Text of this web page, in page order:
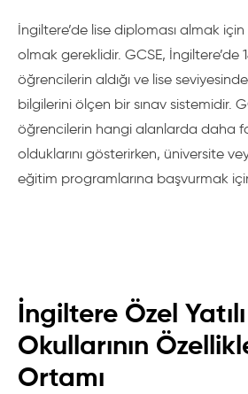
İngiltere’de lise diploması almak
olmak gereklidir. GCSE, İngiltere’de
öğrencilerin aldığı ve lise
bilgilerini ölçen bir sınav sistemidir.
öğrencilerin hangi alanlarda daha
olduklarını gösterirken, üniversite
eğitim programlarına başvurmak
İngiltere Özel
Okullarının
Ortamı